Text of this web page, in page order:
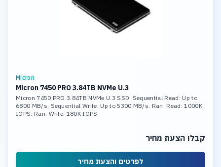
Micron
Micron 7450 PRO 3.84TB NVMe U.3
Micron 7450 PRO 3.84TB NVMe U.3 SSD. Sequential Read: Up to
6800 MB/s, Sequential Write: Up to 5300 MB/s. Ran. Read: 1000K
IOPS. Ran. Write: 180K IOPS
קבלו הצעת מחיר
לפרטים והצעת מחיר